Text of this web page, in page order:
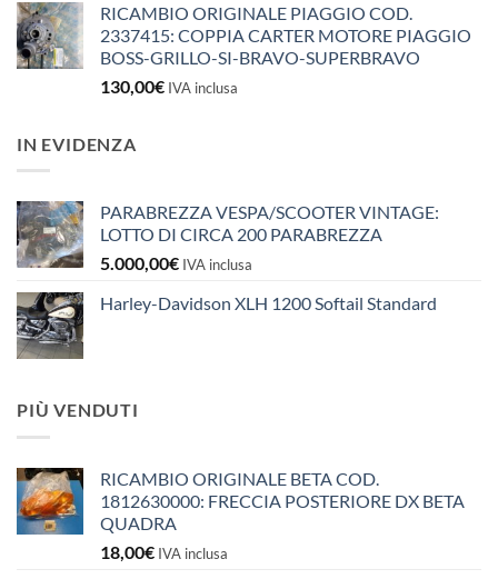
RICAMBIO ORIGINALE PIAGGIO COD.
2337415: COPPIA CARTER MOTORE PIAGGIO
BOSS-GRILLO-SI-BRAVO-SUPERBRAVO
130,00€ IVA inclusa
IN EVIDENZA
PARABREZZA VESPA/SCOOTER VINTAGE:
LOTTO DI CIRCA 200 PARABREZZA
5.000,00€ IVA inclusa
Harley-Davidson XLH 1200 Softail Standard
PIÙ VENDUTI
RICAMBIO ORIGINALE BETA COD.
1812630000: FRECCIA POSTERIORE DX BETA
QUADRA
18,00€ IVA inclusa